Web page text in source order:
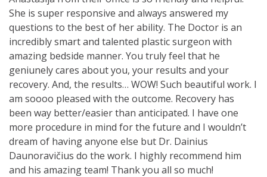
She is super responsive and always answered my
questions to the best of her ability. The Doctor is an
incredibly smart and talented plastic surgeon with
amazing bedside manner. You truly feel that he
geniunely cares about you, your results and your
recovery. And, the results… WOW! Such beautiful work. I
am soooo pleased with the outcome. Recovery has
been way better/easier than anticipated. I have one
more procedure in mind for the future and I wouldn’t
dream of having anyone else but Dr. Dainius
Daunoravičius do the work. I highly recommend him
and his amazing team! Thank you all so much!